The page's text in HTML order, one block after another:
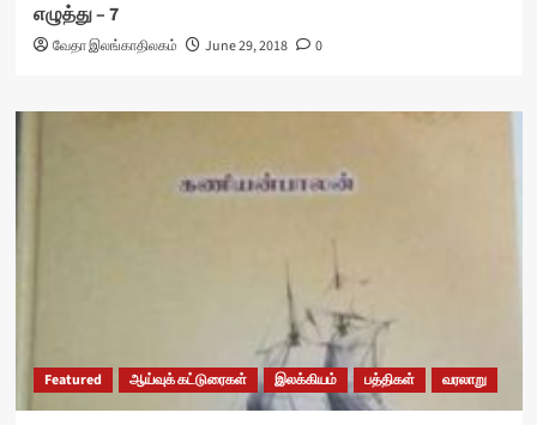
எழுத்து – 7
வேதா இலங்காதிலகம் June 29, 2018 0
Featured ஆய்வுக் கட்டுரைகள் இலக்கியம் பத்திகள் வரலாறு